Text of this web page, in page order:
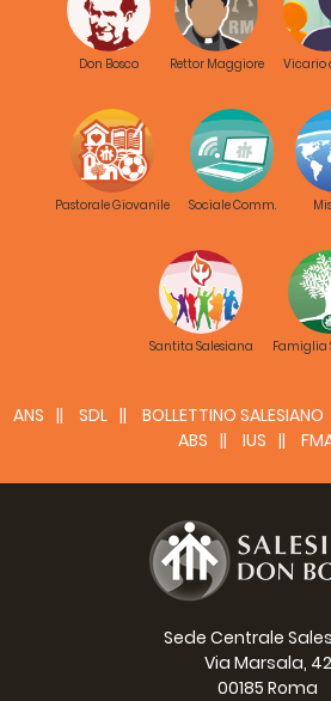
Don Bosco Rettor Maggiore Vicario
Pastorale Giovanile Sociale Comm.
Santita Salesiana Famiglia
ANS SDL BOLLETTINO SALESIANO
ABS
IUS
Sede Centrale
Via Marsala, 42
00185 Roma